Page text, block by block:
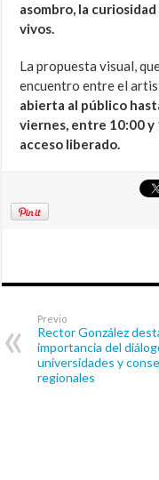
asombro, la
vivos.
La propuesta visual,
encuentro entre el
abierta al público
viernes, entre 10:00 y
acceso liberado.
Previo
Rector González
importancia del
universidades y
regionales